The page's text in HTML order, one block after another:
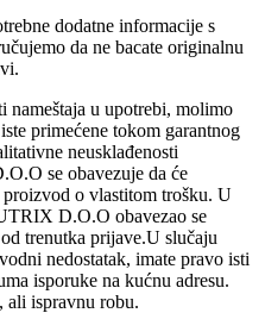
dodatne informacije s
da ne bacate originalnu
nameštaja u upotrebi, molimo
primećene tokom garantnog
neusklađenosti
se obavezuje da će
o vlastitom trošku. U
D.O.O obavezao se
trenutka prijave.U slučaju
nedostatak, imate pravo isti
isporuke na kućnu adresu.
ali ispravnu robu.